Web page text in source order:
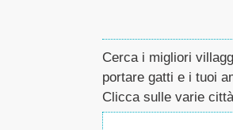
Cerca i migliori
portare gatti e i tuoi
Clicca sulle varie